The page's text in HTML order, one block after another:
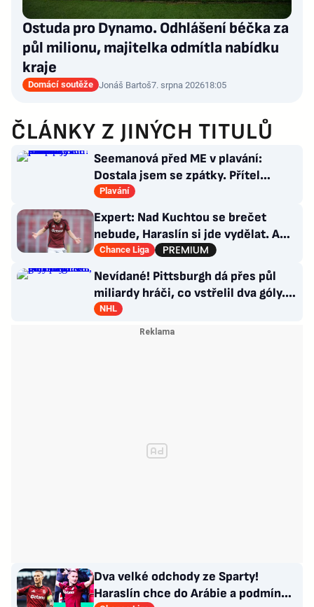
Ostuda pro Dynamo. Odhlášení béčka za
půl milionu, majitelka odmítla nabídku
kraje
Domácí soutěže Jonáš Bartoš7. srpna 202618:05
ČLÁNKY Z JINÝCH TITULŮ
Seemanová před ME v plavání:
Dostala jsem se zpátky. Přítel
Choupenitch? Motivuje mě
Plavání
Expert: Nad Kuchtou se brečet
nebude, Haraslín si jde vydělat. A
ambice na titul? Až za rok
Chance Liga
Nevídané! Pittsburgh dá přes půl
miliardy hráči, co vstřelil dva góly.
GM se hájí
NHL
Dva velké odchody ze Sparty!
Haraslín chce do Arábie a podmínky